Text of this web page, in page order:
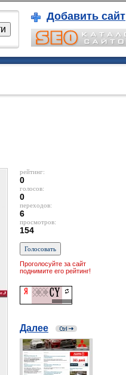
Добавить сайт
рейтинг:
0
голосов:
0
переходов:
6
просмотров:
154
Проголосуйте за сайт
поднимите его рейтинг!
Далее